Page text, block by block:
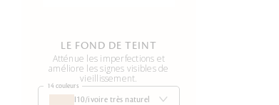
LE FOND DE TEINT
Atténue les imperfections et
améliore les signes visibles de
vieillissement.
14 couleurs
I10/ivoire très naturel